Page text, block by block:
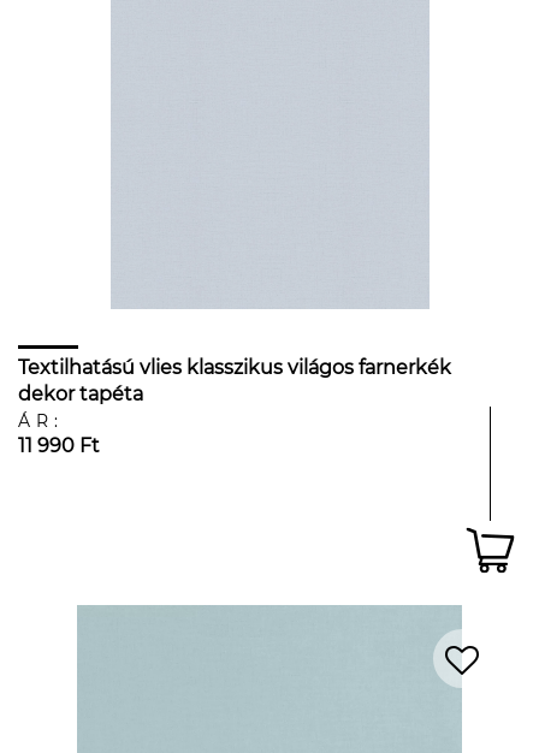
Textilhatású vlies klasszikus világos farnerkék
dekor tapéta
ÁR:
11 990 Ft